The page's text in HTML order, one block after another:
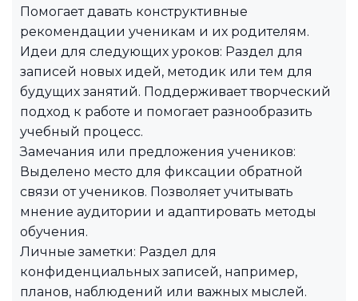
Помогает давать конструктивные
рекомендации ученикам и их родителям.
Идеи для следующих уроков: Раздел для
записей новых идей, методик или тем для
будущих занятий. Поддерживает творческий
подход к работе и помогает разнообразить
учебный процесс.
Замечания или предложения учеников:
Выделено место для фиксации обратной
связи от учеников. Позволяет учитывать
мнение аудитории и адаптировать методы
обучения.
Личные заметки: Раздел для
конфиденциальных записей, например,
планов, наблюдений или важных мыслей.